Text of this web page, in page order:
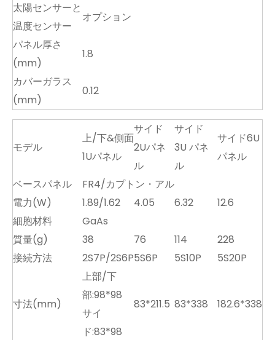
太陽センサーと
温度センサー
オプション
パネル厚さ
(mm)
1.8
カバーガラス
(mm)
0.12
モデル
上/下&側面
1Uパネル
サイド
2Uパネ
ル
サイド
3U パネ
ル
サイド6U
パネル
ベースパネル
FR4/カプトン・アル
電力(W)
1.89/1.62 4.05 6.32
12.6
細胞材料
GaAs
質量(g)
38 76 114
228
接続方法
2S7P/2S6P5S6P 5S10P 5S20P
寸法(mm)
上部/下
部:98*98
サイ
ド:83*98
83*211.5 83*338 182.6*338